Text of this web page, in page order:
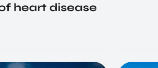
heart disease